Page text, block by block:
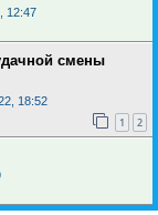
12:47
смены
18:52
1 2